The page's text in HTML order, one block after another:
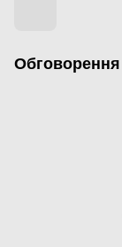
Обговорення